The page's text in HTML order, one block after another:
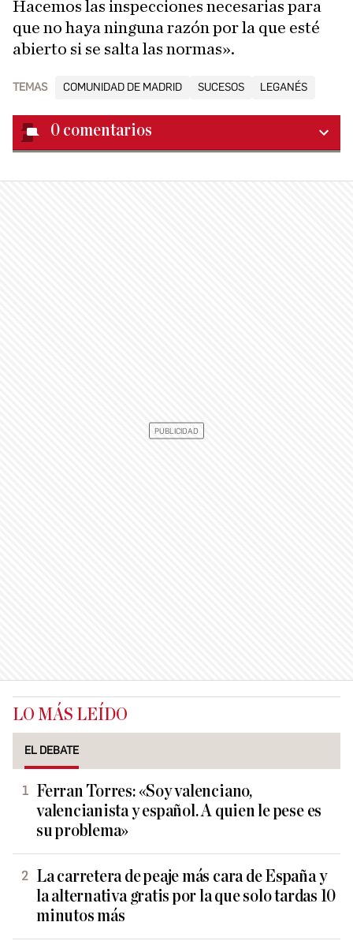
Hacemos las inspecciones necesarias para
que no haya ninguna razón por la que esté
abierto si se salta las normas».
TEMAS COMUNIDAD DE MADRID SUCESOS LEGANÉS
0 comentarios
LO MÁS LEÍDO
EL DEBATE
Ferran Torres: «Soy valenciano,
valencianista y español. A quien le pese es
su problema»
La carretera de peaje más cara de España y
la alternativa gratis por la que solo tardas 10
minutos más